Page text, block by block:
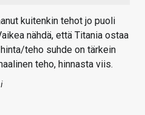
kuitenkin tehot jo puoli
nähdä, että Titania ostaa
teho suhde on tärkein
teho, hinnasta viis.